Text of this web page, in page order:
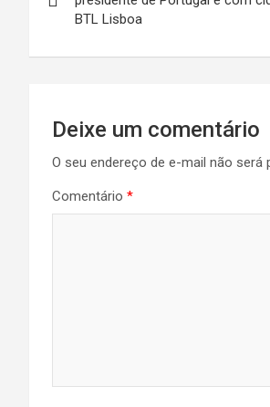
BTL Lisboa
Deixe um comentário
O seu endereço de e-mail não será
Comentário *